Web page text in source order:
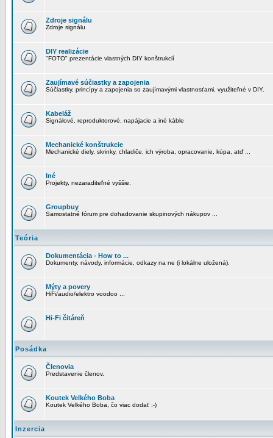
Zdroje signálu
Zdroje signálu
DIY realizácie
"FOTO" prezentácie vlastných DIY konštrukcií
Zaujímavé súčiastky a zapojenia
Súčiastky, princípy a zapojenia so zaujímavými vlastnosťami, využiteľné v DIY.
Kabeláž
Signálové, reproduktorové, napájacie a iné káble
Mechanické konštrukcie
Mechanické diely, skrinky, chladiče, ich výroba, opracovanie, kúpa, atď ...
Iné
Projekty, nezaraditeľné vyššie.
Groupbuy
Samostatné fórum pre dohadovanie skupinových nákupov ...
Teória
Dokumentácia - How to ...
Dokumenty, návody, informácie, odkazy na ne (i lokálne uložená).
Mýty a povery
HiFi/audio/elektro voodoo ...
Hi-Fi čitáreň
Posádka
Členovia
Predstavenie členov.
Koutek Velkého Boba
Koutek Velkého Boba, čo viac dodať :-)
Inzercia